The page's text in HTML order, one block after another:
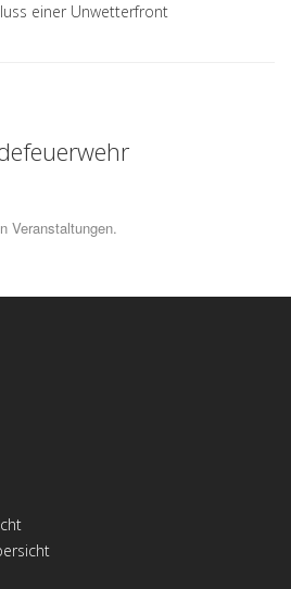
einer Unwetterfront
Veranstaltungen.